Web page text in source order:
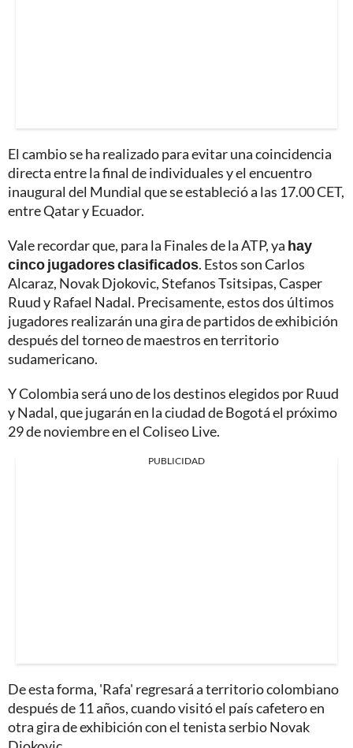
El cambio se ha realizado para evitar una coincidencia
directa entre la final de individuales y el encuentro
inaugural del Mundial que se estableció a las 17.00 CET,
entre Qatar y Ecuador.
Vale recordar que, para la Finales de la ATP, ya hay
cinco jugadores clasificados. Estos son Carlos
Alcaraz, Novak Djokovic, Stefanos Tsitsipas, Casper
Ruud y Rafael Nadal. Precisamente, estos dos últimos
jugadores realizarán una gira de partidos de exhibición
después del torneo de maestros en territorio
sudamericano.
Y Colombia será uno de los destinos elegidos por Ruud
y Nadal, que jugarán en la ciudad de Bogotá el próximo
29 de noviembre en el Coliseo Live.
PUBLICIDAD
De esta forma, 'Rafa' regresará a territorio colombiano
después de 11 años, cuando visitó el país cafetero en
otra gira de exhibición con el tenista serbio Novak